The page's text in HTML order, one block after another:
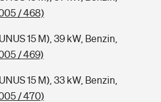
/ 468)
15 M), 39 kW, Benzin,
/ 469)
15 M), 33 kW, Benzin,
/ 470)